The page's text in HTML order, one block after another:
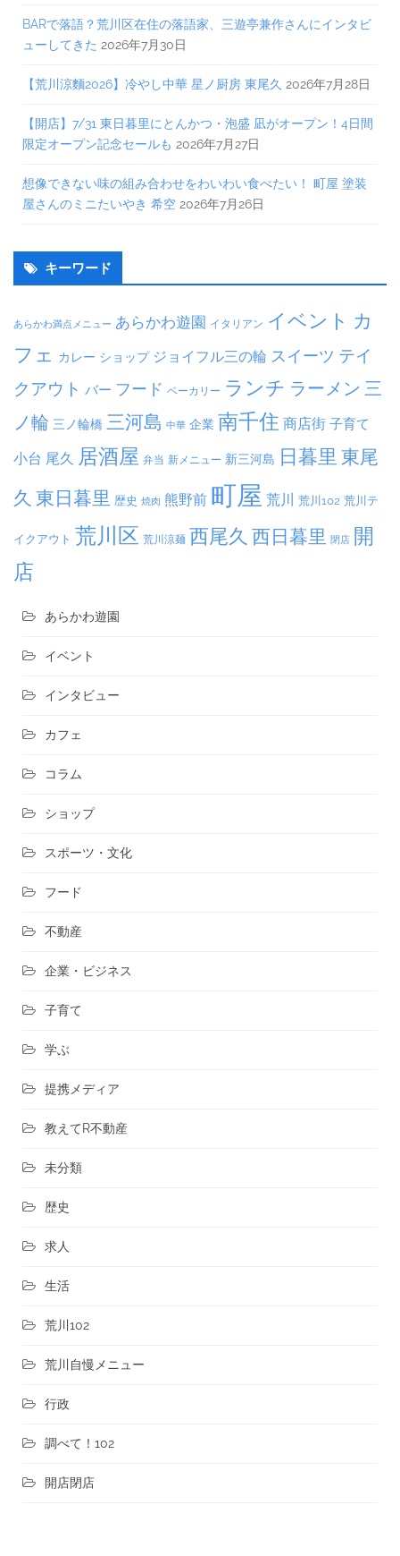
BARで落語？荒川区在住の落語家、三遊亭兼作さんにインタビ
ューしてきた 2026年7月30日
【荒川涼麵2026】冷やし中華 星ノ厨房 東尾久 2026年7月28日
【開店】7/31 東日暮里にとんかつ・泡盛 凪がオープン！4日間
限定オープン記念セールも 2026年7月27日
想像できない味の組み合わせをわいわい食べたい！ 町屋 塗装
屋さんのミニたいやき 希空 2026年7月26日
キーワード
あらかわ満点メニュー あらかわ遊園 イタリアン イベント カ
フェ カレー ショップ ジョイフル三の輪 スイーツ テイ
クアウト バー フード ベーカリー ランチ ラーメン 三
ノ輪 三ノ輪橋 三河島 中華 企業 南千住 商店街 子育て
小台 尾久 居酒屋 弁当 新メニュー 新三河島 日暮里 東尾
久 東日暮里 歴史 焼肉 熊野前 町屋 荒川 荒川102 荒川テ
イクアウト 荒川区 荒川涼麺 西尾久 西日暮里 閉店 開
店
あらかわ遊園
イベント
インタビュー
カフェ
コラム
ショップ
スポーツ・文化
フード
不動産
企業・ビジネス
子育て
学ぶ
提携メディア
教えてR不動産
未分類
歴史
求人
生活
荒川102
荒川自慢メニュー
行政
調べて！102
開店閉店